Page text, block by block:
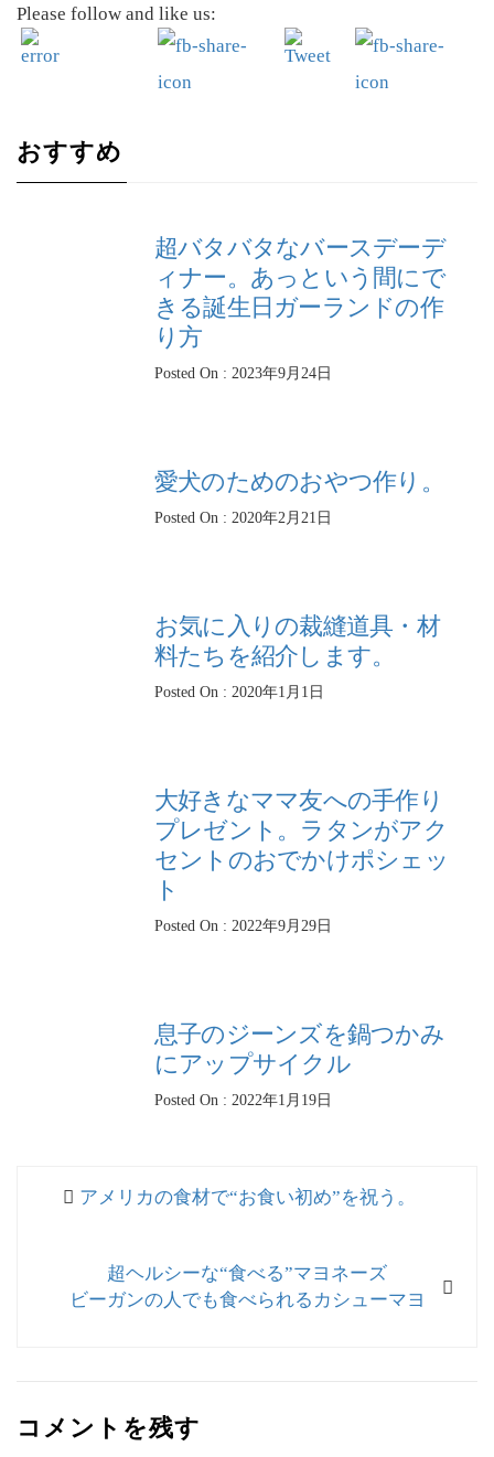
Please follow and like us:
おすすめ
超バタバタなバースデーデ
ィナー。あっという間にで
きる誕生日ガーランドの作
り方
Posted On : 2023年9月24日
愛犬のためのおやつ作り。
Posted On : 2020年2月21日
お気に入りの裁縫道具・材
料たちを紹介します。
Posted On : 2020年1月1日
大好きなママ友への手作り
プレゼント。ラタンがアク
セントのおでかけポシェッ
ト
Posted On : 2022年9月29日
息子のジーンズを鍋つかみ
にアップサイクル
Posted On : 2022年1月19日
ョ
過
稿:
アメリカの食材で“お食い初め”を祝う。
次
の
超ヘルシーな“食べる”マヨネーズ
ビーガンの人でも食べられるカシューマヨ
コメントを残す